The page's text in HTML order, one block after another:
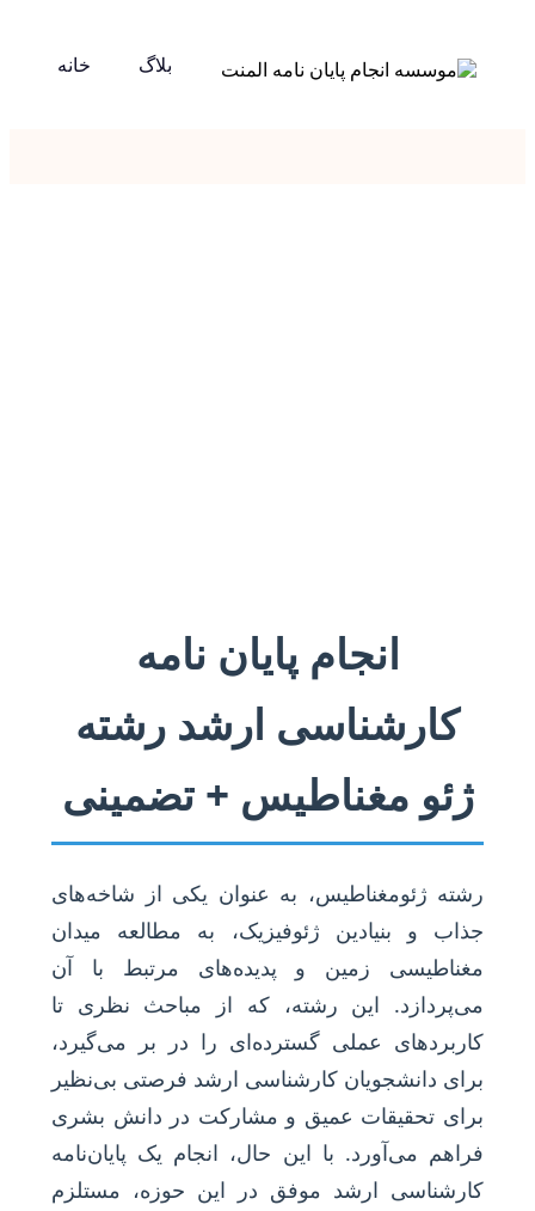
خانه بلاگ
انجام پایان نامه
کارشناسی ارشد رشته
ژئو مغناطیس + تضمینی
رشته ژئومغناطیس، به عنوان یکی از شاخه‌های
جذاب و بنیادین ژئوفیزیک، به مطالعه میدان
مغناطیسی زمین و پدیده‌های مرتبط با آن
می‌پردازد. این رشته، که از مباحث نظری تا
کاربردهای عملی گسترده‌ای را در بر می‌گیرد،
برای دانشجویان کارشناسی ارشد فرصتی بی‌نظیر
برای تحقیقات عمیق و مشارکت در دانش بشری
فراهم می‌آورد. با این حال، انجام یک پایان‌نامه
کارشناسی ارشد موفق در این حوزه، مستلزم